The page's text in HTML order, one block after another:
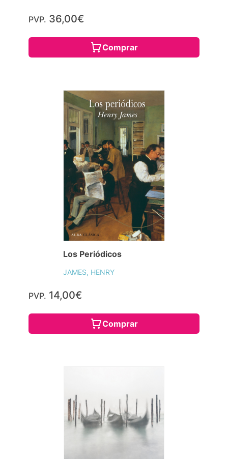
PVP. 36,00€
Comprar
Los Periódicos
JAMES, HENRY
PVP. 14,00€
Comprar